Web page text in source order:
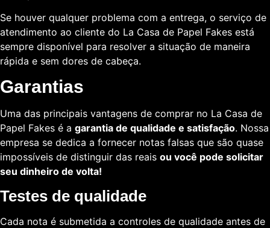
Se houver qualquer problema com a entrega, o serviço de
atendimento ao cliente do La Casa de Papel Fakes está
sempre disponível para resolver a situação de maneira
rápida e sem dores de cabeça.
Garantias
Uma das principais vantagens de comprar no La Casa de
Papel Fakes é a garantia de qualidade e satisfação. Nossa
empresa se dedica a fornecer notas falsas que são quase
impossíveis de distinguir das reais ou você pode solicitar
seu dinheiro de volta!
Testes de qualidade
Cada nota é submetida a controles de qualidade antes de